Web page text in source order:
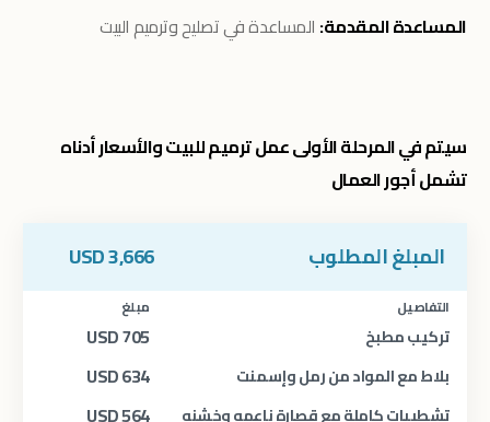
المساعدة المقدمة: المساعدة في تصليح وترميم البيت
سيتم في المرحلة الأولى عمل ترميم للبيت والأسعار أدناه
تشمل أجور العمال
المبلغ المطلوب 3,666
USD
التفاصيل مبلغ
تركيب مطبخ 705
USD
بلاط مع المواد من رمل وإسمنت 634
USD
تشطيبات كاملة مع قصارة ناعمه وخشنه 564
USD